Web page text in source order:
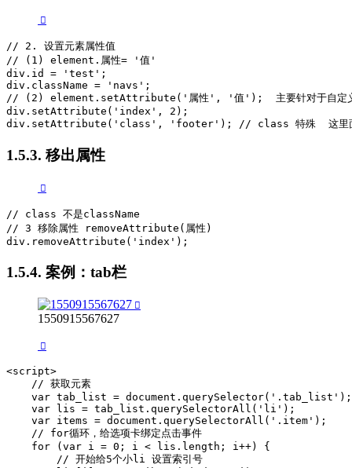
// 2. 设置元素属性值
// (1) element.属性= '值'
div.id = 'test';
div.className = 'navs';
// (2) element.setAttribute('属性', '值');  主要针对于自定
div.setAttribute('index', 2);
div.setAttribute('class', 'footer'); // class 特殊  这里面
1.5.3. 移出属性
// class 不是className
// 3 移除属性 removeAttribute(属性)
div.removeAttribute('index');
1.5.4. 案例：tab栏
1550915567627
<script>
    // 获取元素
    var tab_list = document.querySelector('.tab_list');
    var lis = tab_list.querySelectorAll('li');
    var items = document.querySelectorAll('.item');
    // for循环，给选项卡绑定点击事件
    for (var i = 0; i < lis.length; i++) {
        // 开始给5个小li 设置索引号